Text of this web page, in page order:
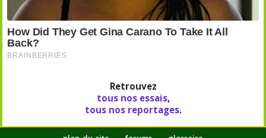
Retrouvez
tous nos essais,
tous nos reportages.